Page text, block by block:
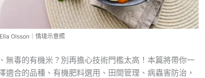
Olsson｜情境示意照
毒的有機米？別再擔心技術門檻太高！本篇將帶你一
合的品種、有機肥料選用、田間管理、病蟲害防治，